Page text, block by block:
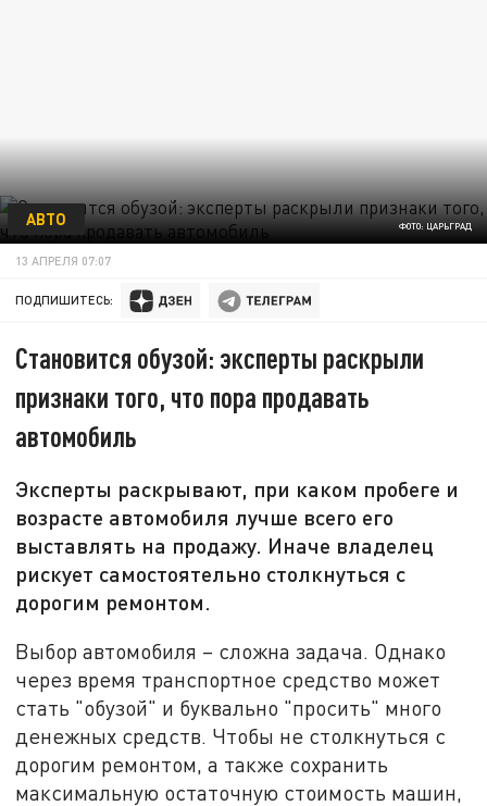
ФОТО: ЦАРЬГРАД
АВТО
13 АПРЕЛЯ 07:07
ПОДПИШИТЕСЬ:
Становится обузой: эксперты раскрыли
признаки того, что пора продавать
автомобиль
Эксперты раскрывают, при каком пробеге и
возрасте автомобиля лучше всего его
выставлять на продажу. Иначе владелец
рискует самостоятельно столкнуться с
дорогим ремонтом.
Выбор автомобиля – сложна задача. Однако
через время транспортное средство может
стать "обузой" и буквально "просить" много
денежных средств. Чтобы не столкнуться с
дорогим ремонтом, а также сохранить
максимальную остаточную стоимость машин,